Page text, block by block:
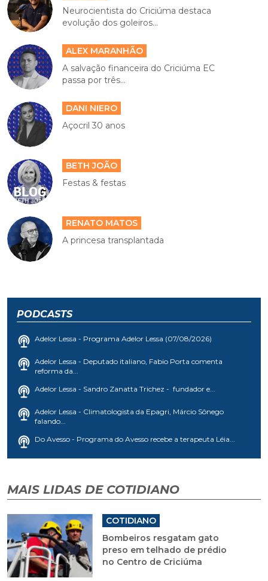
Neurocientista do Criciúma destaca
evolução dos goleiros...
ALEX MARANHÃO
A salvação financeira do Criciúma EC
passa por três...
DANI NIERO
Açocril 30 anos
BETH JOÃO
Festas & festas
RENATO MATOS
A princesa transplantada
PODCASTS
Adelor Lessa - Programa Adelor Lessa (07/08/2026)
Adelor Lessa - Deputado italiano, Fabio Porta comenta
reforma da...
Adelor Lessa - Sandro Zanatta Trichez - fundador e...
Adelor Lessa - Climatologista da Epagri, Márcio Sônego
falando...
Do Avesso - Programa do Avesso recebe a terapeuta Léia...
MAIS LIDAS DE COTIDIANO
COTIDIANO
Bombeiros resgatam gato
preso em telhado de prédio
no Centro de Criciúma